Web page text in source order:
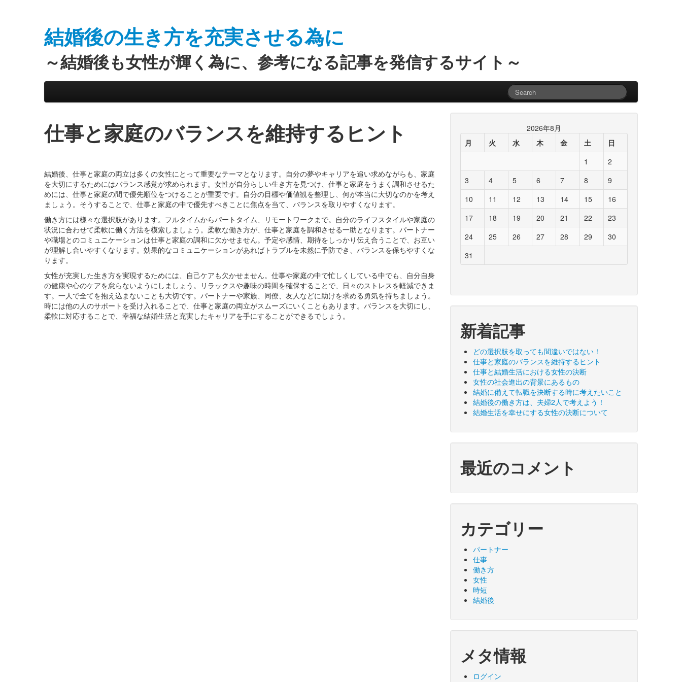
結婚後の生き方を充実させる為に
～結婚後も女性が輝く為に、参考になる記事を発信するサイト～
Main menu
仕事と家庭のバランスを維持するヒント
結婚後、仕事と家庭の両立は多くの女性にとって重要なテーマとなります。自分の夢やキャリアを追い求めながらも、家庭
を大切にするためにはバランス感覚が求められます。女性が自分らしい生き方を見つけ、仕事と家庭をうまく調和させるた
めには、仕事と家庭の間で優先順位をつけることが重要です。自分の目標や価値観を整理し、何が本当に大切なのかを考え
ましょう。そうすることで、仕事と家庭の中で優先すべきことに焦点を当て、バランスを取りやすくなります。
働き方には様々な選択肢があります。フルタイムからパートタイム、リモートワークまで。自分のライフスタイルや家庭の
状況に合わせて柔軟に働く方法を模索しましょう。柔軟な働き方が、仕事と家庭を調和させる一助となります。パートナー
や職場とのコミュニケーションは仕事と家庭の調和に欠かせません。予定や感情、期待をしっかり伝え合うことで、お互い
が理解し合いやすくなります。効果的なコミュニケーションがあればトラブルを未然に予防でき、バランスを保ちやすくな
ります。
女性が充実した生き方を実現するためには、自己ケアも欠かせません。仕事や家庭の中で忙しくしている中でも、自分自身
の健康や心のケアを怠らないようにしましょう。リラックスや趣味の時間を確保することで、日々のストレスを軽減できま
す。一人で全てを抱え込まないことも大切です。パートナーや家族、同僚、友人などに助けを求める勇気を持ちましょう。
時には他の人のサポートを受け入れることで、仕事と家庭の両立がスムーズにいくこともあります。バランスを大切にし、
柔軟に対応することで、幸福な結婚生活と充実したキャリアを手にすることができるでしょう。
2026年8月
月
火 水 木 金 土
日
1
2
3
4 5 6 7 8
9
10
11 12 13 14 15
16
17
18 19 20 21 22
23
24
25 26 27 28 29
30
31
新着記事
どの選択肢を取っても間違いではない！
仕事と家庭のバランスを維持するヒント
仕事と結婚生活における女性の決断
女性の社会進出の背景にあるもの
結婚に備えて転職を決断する時に考えたいこと
結婚後の働き方は、夫婦2人で考えよう！
結婚生活を幸せにする女性の決断について
最近のコメント
カテゴリー
パートナー
仕事
働き方
女性
時短
結婚後
メタ情報
ログイン